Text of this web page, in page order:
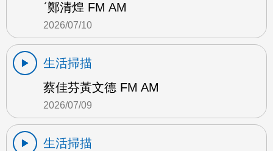
ˊ鄭清煌 FM AM
2026/07/10
生活掃描
蔡佳芬黃文德 FM AM
2026/07/09
生活掃描